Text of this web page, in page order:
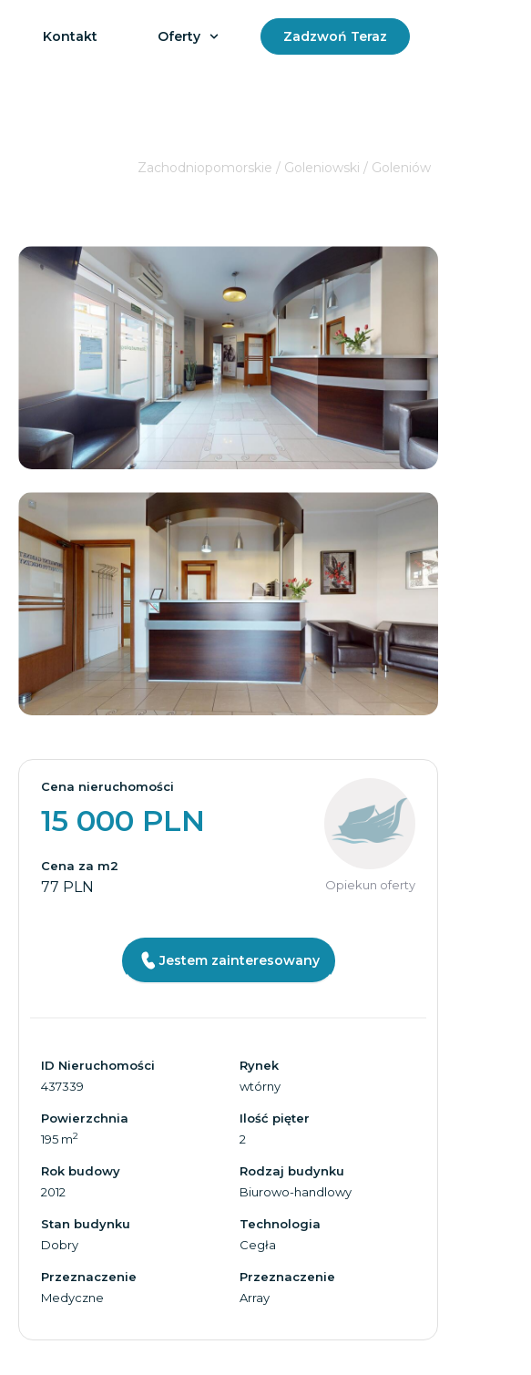
Kontakt Oferty Zadzwoń Teraz
Zachodniopomorskie / Goleniowski / Goleniów
Zobacz wszystkie
Cena nieruchomości
15 000 PLN
Cena za m2
77 PLN Opiekun oferty
Jestem zainteresowany
ID Nieruchomości
437339
Rynek
wtórny
Powierzchnia
195 m2
Ilość pięter
2
Rok budowy
2012
Rodzaj budynku
Biurowo-handlowy
Stan budynku
Dobry
Technologia
Cegła
Przeznaczenie
Medyczne
Przeznaczenie
Array